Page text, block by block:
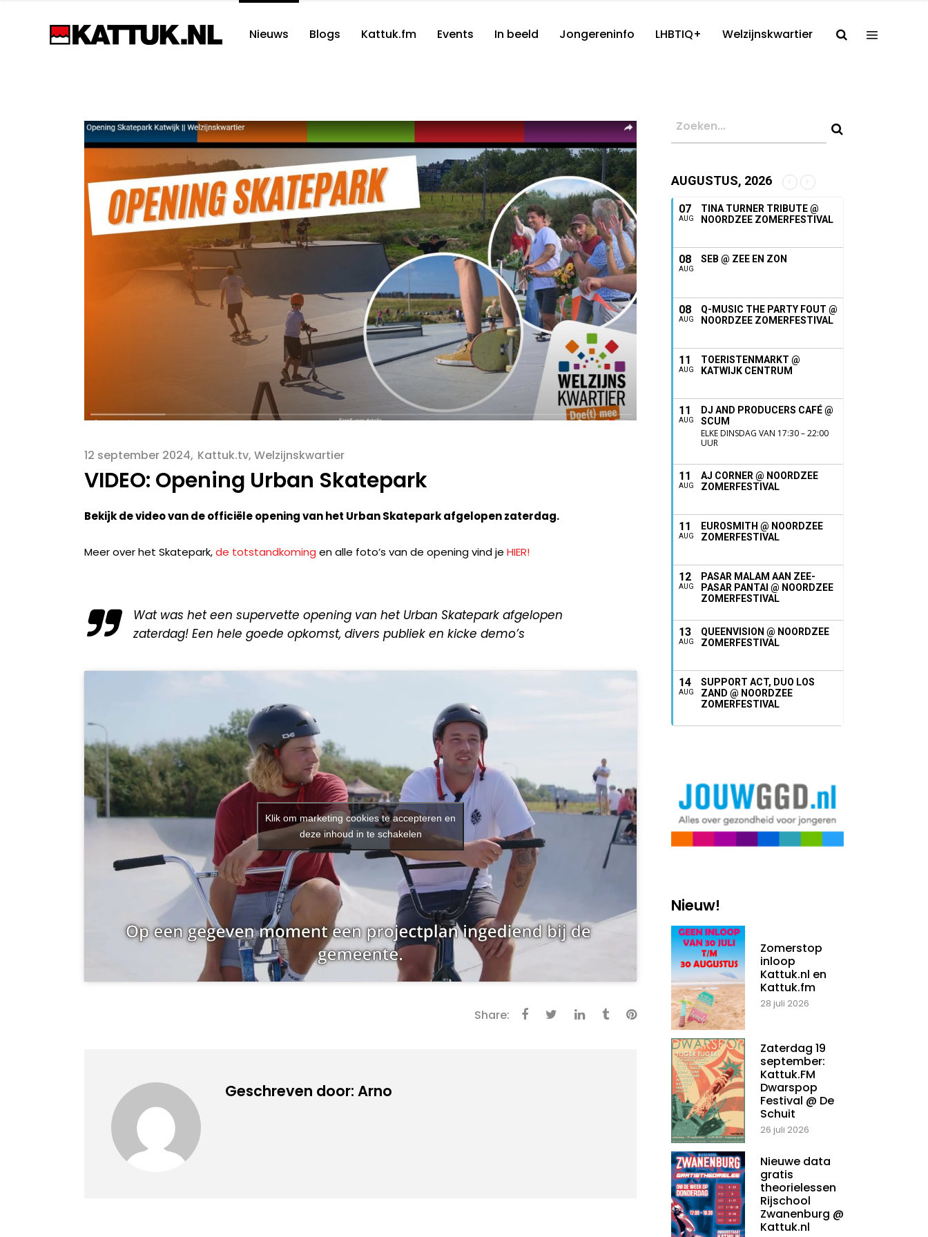
Nieuws Blogs Kattuk.fm Events In beeld Jongereninfo LHBTIQ+ Welzijnskwartier
12 september 2024 Kattuk.tv, Welzijnskwartier
VIDEO: Opening Urban Skatepark
Bekijk de video van de officiële opening van het Urban Skatepark afgelopen zaterdag.
Meer over het Skatepark,de totstandkoming en alle foto’s van de opening vind je HIER!
Wat was het een supervette opening van het Urban Skatepark afgelopen
zaterdag! Een hele goede opkomst, divers publiek en kicke demo’s
Klik om marketing cookies te accepteren en
deze inhoud in te schakelen
Share:
Geschreven door: Arno
AUGUSTUS, 2026
07
AUG
TINA TURNER TRIBUTE @
NOORDZEE ZOMERFESTIVAL
08
AUG
SEB @ ZEE EN ZON
08
AUG
Q-MUSIC THE PARTY FOUT @
NOORDZEE ZOMERFESTIVAL
11
AUG
TOERISTENMARKT @
KATWIJK CENTRUM
11
AUG
DJ AND PRODUCERS CAFÉ @
SCUM
ELKE DINSDAG VAN 17:30 – 22:00
UUR
11
AUG
AJ CORNER @ NOORDZEE
ZOMERFESTIVAL
11
AUG
EUROSMITH @ NOORDZEE
ZOMERFESTIVAL
12
AUG
PASAR MALAM AAN ZEE-
PASAR PANTAI @ NOORDZEE
ZOMERFESTIVAL
13
AUG
QUEENVISION @ NOORDZEE
ZOMERFESTIVAL
14
AUG
SUPPORT ACT, DUO LOS
ZAND @ NOORDZEE
ZOMERFESTIVAL
Nieuw!
Zomerstop
inloop
Kattuk.nl en
Kattuk.fm
28 juli 2026
Zaterdag 19
september:
Kattuk.FM
Dwarspop
Festival @ De
Schuit
26 juli 2026
Nieuwe data
gratis
theorielessen
Rijschool
Zwanenburg @
Kattuk.nl